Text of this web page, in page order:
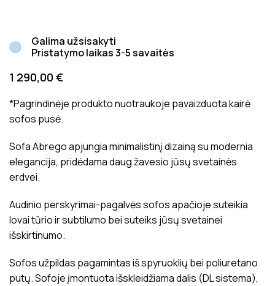
Galima užsisakyti
Pristatymo laikas 3-5 savaitės
1 290,00 €
*Pagrindinėje produkto nuotraukoje pavaizduota kairė
sofos pusė.
Sofa Abrego apjungia minimalistinį dizainą su modernia
elegancija, pridėdama daug žavesio jūsų svetainės
erdvei.
Audinio perskyrimai-pagalvės sofos apačioje suteikia
lovai tūrio ir subtilumo bei suteiks jūsų svetainei
išskirtinumo.
Sofos užpildas pagamintas iš spyruoklių bei poliuretano
putų. Sofoje įmontuota išskleidžiama dalis (DL sistema),